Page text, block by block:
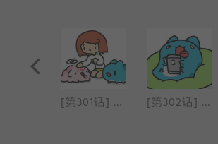
[第301话] 吃药 [第302话] 手机成瘾